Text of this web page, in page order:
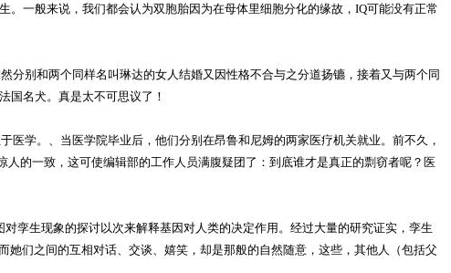
一般来说，我们都会认为双胞胎因为在母体里细胞分化的缘故，IQ可能没有正常
别和两个同样名叫琳达的女人结婚又因性格不合与之分道扬镳，接着又与两个同
国名犬。真是太不可思议了！
学。、当医学院毕业后，他们分别在昂鲁和尼姆的两家医疗机关就业。前不久，
的一致，这可使编辑部的工作人员满腹疑团了：到底谁才是真正的剽窃者呢？医
生现象的探讨以次来解释基因对人类的决定作用。经过大量的研究证实，孪生
们之间的互相对话、交谈、嬉笑，却是那般的自然随意，这些，其他人（包括父